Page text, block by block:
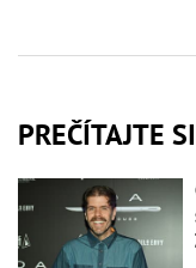
PREČÍTAJTE